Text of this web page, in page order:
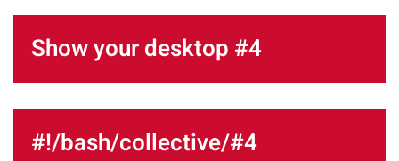
Show your desktop #4
#!/bash/collective/#4